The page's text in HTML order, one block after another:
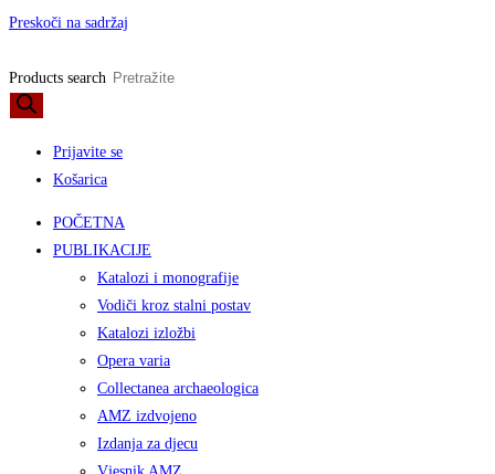
Preskoči na sadržaj
Products search
Prijavite se
Košarica
POČETNA
PUBLIKACIJE
Katalozi i monografije
Vodiči kroz stalni postav
Katalozi izložbi
Opera varia
Collectanea archaeologica
AMZ izdvojeno
Izdanja za djecu